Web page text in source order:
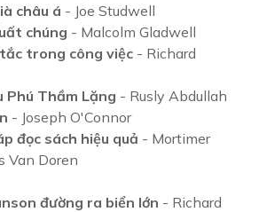
châu á - Joe Studwell
chúng - Malcolm Gladwell
trong công việc - Richard
Phú Thầm Lặng - Rusly Abdullah
- Joseph O'Connor
đọc sách hiệu quả - Mortimer
Van Doren
đường ra biển lớn - Richard